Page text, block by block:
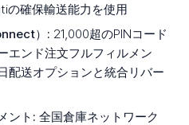
の確保輸送能力を使用
）: 21,000超のPINコード
エンド注文フルフィルメン
配送オプションと統合リバー
ント: 全国倉庫ネットワーク